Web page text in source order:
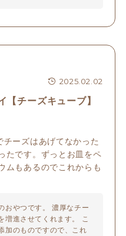
2025.02.02
【チーズキューブ】
ーズはあげてなかった
たです。ずっとお皿をペ
ムもあるのでこれからも
おやつです。 濃厚なチー
増進させてくれます。 こ
加のものですので、これ